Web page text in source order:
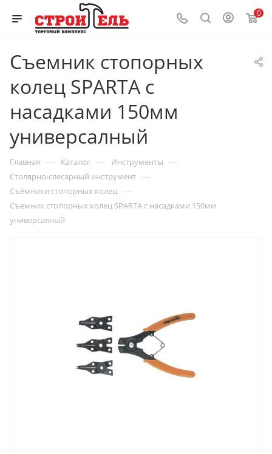
0
Съемник стопорных
колец SPARTA с
насадками 150мм
универсалный
Главная — Каталог — Инструменты —
Столярно-слесарный инструмент —
Съёмники стопорных колец —
Съемник стопорных колец SPARTA с насадками 150мм
универсалный